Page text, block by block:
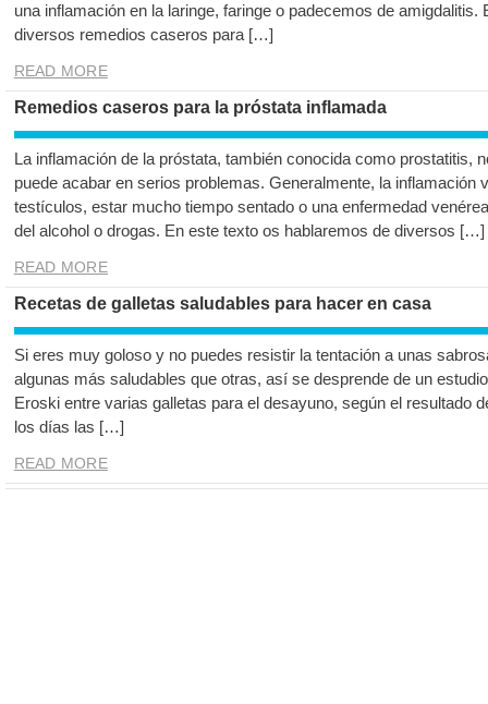
una inflamación en la laringe, faringe o padecemos de
diversos remedios caseros para […]
READ MORE
Remedios caseros para la próstata inflamada
La inflamación de la próstata, también conocida como prostatitis,
puede acabar en serios problemas. Generalmente, la inflamación
testículos, estar mucho tiempo sentado o una enfermedad
del alcohol o drogas. En este texto os hablaremos de diversos […]
READ MORE
Recetas de galletas saludables para hacer en casa
Si eres muy goloso y no puedes resistir la tentación a unas
algunas más saludables que otras, así se desprende de un
Eroski entre varias galletas para el desayuno, según el resultado
los días las […]
READ MORE